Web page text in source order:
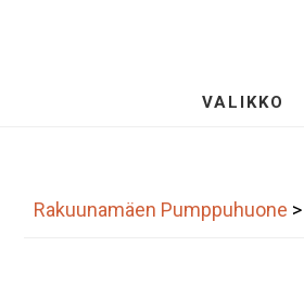
VALIKKO
Rakuunamäen Pumppuhuone >